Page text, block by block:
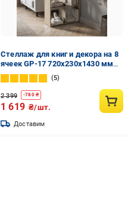
Стеллаж для книг и декора на 8
ячеек GP-17 720х230х1430 мм
Дуб Сонома
5
2 399 -780₴
1 619 ₴/шт.
Доставим